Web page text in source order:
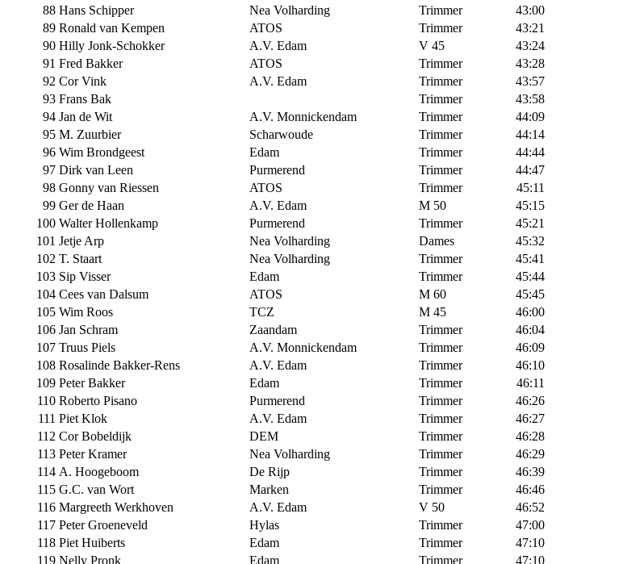
88 Hans Schipper Nea Volharding Trimmer
43:00
89 Ronald van Kempen ATOS Trimmer
43:21
90 Hilly Jonk-Schokker A.V. Edam V 45
43:24
91 Fred Bakker ATOS Trimmer
43:28
92 Cor Vink A.V. Edam Trimmer
43:57
93 Frans Bak Trimmer
43:58
94 Jan de Wit A.V. Monnickendam Trimmer
44:09
95 M. Zuurbier Scharwoude Trimmer
44:14
96 Wim Brondgeest Edam Trimmer
44:44
97 Dirk van Leen Purmerend Trimmer
44:47
98 Gonny van Riessen ATOS Trimmer
45:11
99 Ger de Haan A.V. Edam M 50
45:15
100 Walter Hollenkamp Purmerend Trimmer
45:21
101 Jetje Arp Nea Volharding Dames
45:32
102 T. Staart Nea Volharding Trimmer
45:41
103 Sip Visser Edam Trimmer
45:44
104 Cees van Dalsum ATOS M 60
45:45
105 Wim Roos TCZ M 45
46:00
106 Jan Schram Zaandam Trimmer
46:04
107 Truus Piels A.V. Monnickendam Trimmer
46:09
108 Rosalinde Bakker-Rens A.V. Edam Trimmer
46:10
109 Peter Bakker Edam Trimmer
46:11
110 Roberto Pisano Purmerend Trimmer
46:26
111 Piet Klok A.V. Edam Trimmer
46:27
112 Cor Bobeldijk DEM Trimmer
46:28
113 Peter Kramer Nea Volharding Trimmer
46:29
114 A. Hoogeboom De Rijp Trimmer
46:39
115 G.C. van Wort Marken Trimmer
46:46
116 Margreeth Werkhoven A.V. Edam V 50
46:52
117 Peter Groeneveld Hylas Trimmer
47:00
118 Piet Huiberts Edam Trimmer
47:10
119 Nelly Pronk Edam Trimmer 47:10